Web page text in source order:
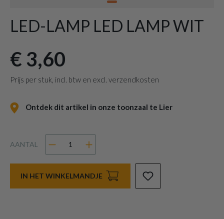
LED-LAMP LED LAMP WIT
€ 3,60
Prijs per stuk, incl. btw en excl. verzendkosten
Ontdek dit artikel in onze toonzaal te Lier
AANTAL
IN HET WINKELMANDJE